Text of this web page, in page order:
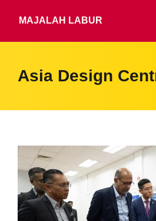
MAJALAH LABUR
Asia Design